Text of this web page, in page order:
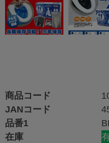
商品コード
JANコード
品番1
在庫